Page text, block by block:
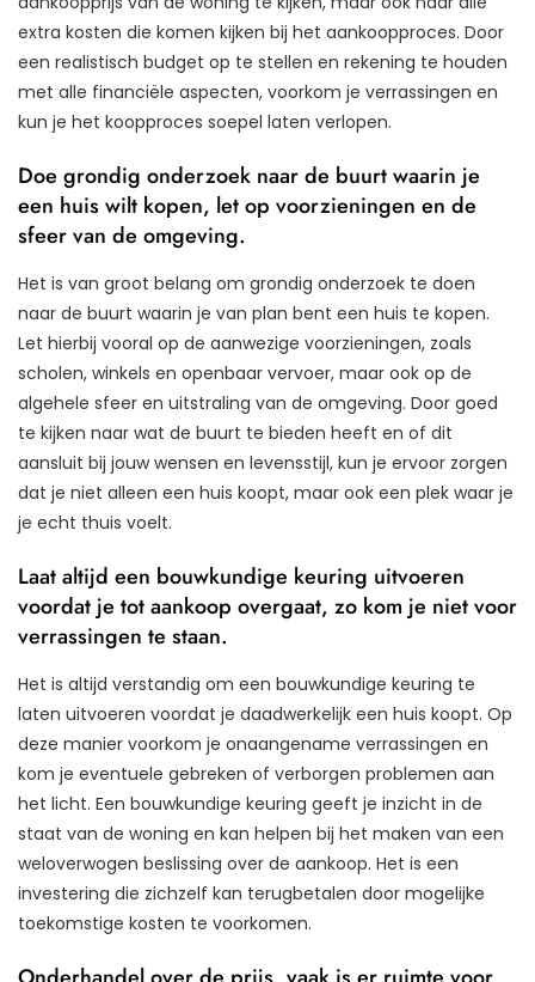
extra kosten die komen kijken bij het aankoopproces. Door
een realistisch budget op te stellen en rekening te houden
met alle financiële aspecten, voorkom je verrassingen en
kun je het koopproces soepel laten verlopen.
Doe grondig onderzoek naar de buurt waarin je
een huis wilt kopen, let op voorzieningen en de
sfeer van de omgeving.
Het is van groot belang om grondig onderzoek te doen
naar de buurt waarin je van plan bent een huis te kopen.
Let hierbij vooral op de aanwezige voorzieningen, zoals
scholen, winkels en openbaar vervoer, maar ook op de
algehele sfeer en uitstraling van de omgeving. Door goed
te kijken naar wat de buurt te bieden heeft en of dit
aansluit bij jouw wensen en levensstijl, kun je ervoor zorgen
dat je niet alleen een huis koopt, maar ook een plek waar je
je echt thuis voelt.
Laat altijd een bouwkundige keuring uitvoeren
voordat je tot aankoop overgaat, zo kom je niet voor
verrassingen te staan.
Het is altijd verstandig om een bouwkundige keuring te
laten uitvoeren voordat je daadwerkelijk een huis koopt. Op
deze manier voorkom je onaangename verrassingen en
kom je eventuele gebreken of verborgen problemen aan
het licht. Een bouwkundige keuring geeft je inzicht in de
staat van de woning en kan helpen bij het maken van een
weloverwogen beslissing over de aankoop. Het is een
investering die zichzelf kan terugbetalen door mogelijke
toekomstige kosten te voorkomen.